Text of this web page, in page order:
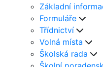
Základní
Formuláře
Třídnictví
Volná místa
Školská rada